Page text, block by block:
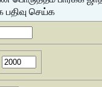
பதிவு செய்க